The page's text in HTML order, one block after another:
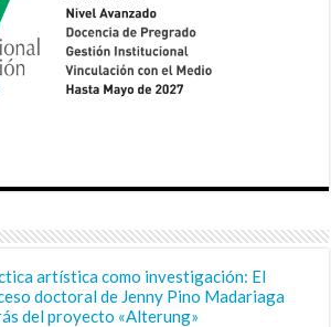
artística como investigación: El
doctoral de Jenny Pino Madariaga
del proyecto «Alterung»